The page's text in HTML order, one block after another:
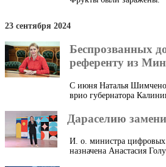
23 сентября 2024
Беспрозванных
референту из
С июня Наталья
врио губернатора
Дараселию
И. о. министра цифровых
назначена Анастасия